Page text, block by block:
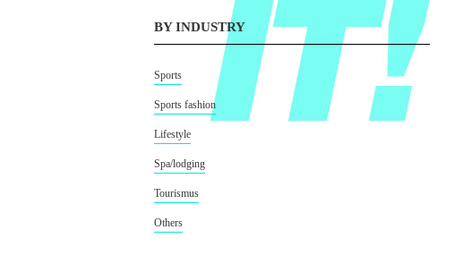
BY INDUSTRY
Sports
Sports fashion
Lifestyle
Spa/lodging
Tourismus
Others